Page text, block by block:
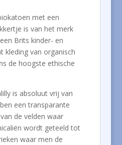
met een
is van het merk
Brits kinder- en
kleding van organisch
de hoogste ethische
is absoluut vrij van
een transparante
de velden waar
wordt geteeld tot
waar men de